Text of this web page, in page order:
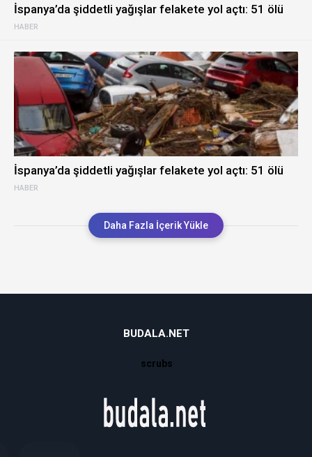
HABER
İspanya’da şiddetli yağışlar felakete yol açtı: 51 ölü
HABER
İspanya’da şiddetli yağışlar felakete yol açtı: 51 ölü
Daha Fazla İçerik Yükle
BUDALA.NET
scrubs